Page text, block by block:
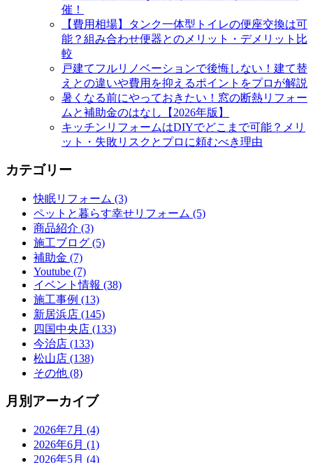
催！
【費用相場】タンク一体型トイレの便座交換は可
能？組み合わせ便器とのメリット・デメリット比
較
戸建てフルリノベーションで後悔しない！建て替
えとの違いや費用を抑えるポイントをプロが解説
暑くなる前にやっておきたい！窓の断熱リフォー
ムと補助金のはなし【2026年版】
キッチンリフォームはDIYでどこまで可能？メリ
ット・失敗リスクとプロに頼むべき理由
カテゴリー
快眠リフォーム (3)
ペットと暮らす幸せリフォーム (5)
商品紹介 (3)
施工ブログ (5)
補助金 (7)
Youtube (7)
イベント情報 (38)
施工事例 (13)
新居浜店 (145)
四国中央店 (133)
今治店 (133)
松山店 (138)
その他 (8)
月別アーカイブ
2026年7月 (4)
2026年6月 (1)
2026年5月 (4)